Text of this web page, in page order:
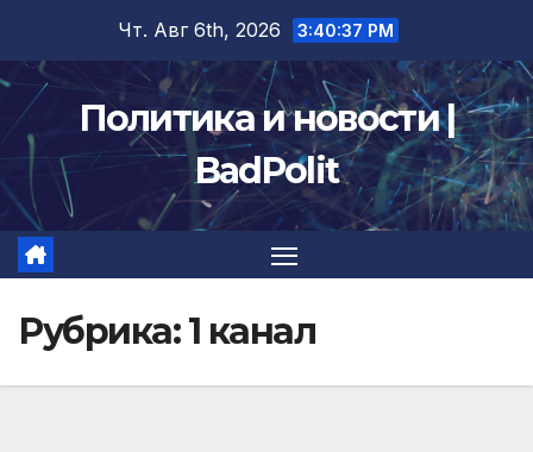
содержимому
Чт. Авг 6th, 2026 3:40:39 PM
Политика и новости |
BadPolit
Рубрика:1 канал